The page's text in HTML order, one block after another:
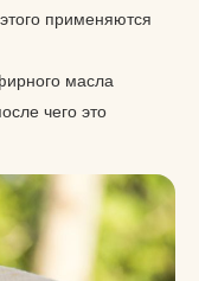
применяются
масла
чего это